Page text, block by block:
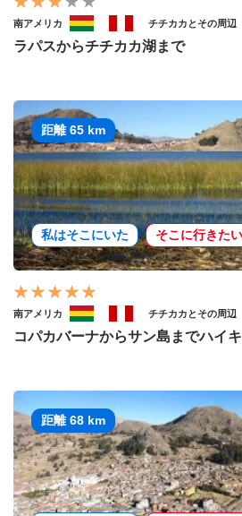
南アメリカ チチカカとその周辺
ラパスからチチカカ湖まで
距離 65 km
私はそこにいた そこに行きたい
南アメリカ チチカカとその周辺
コパカバーナからサン島までハイ
距離 68 km